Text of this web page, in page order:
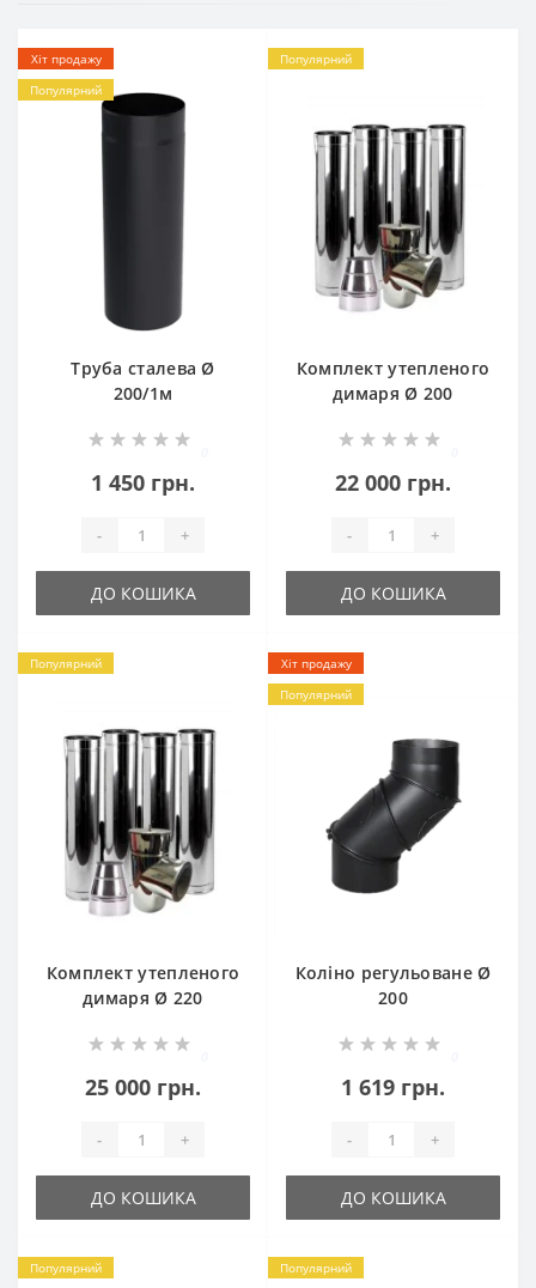
Хіт продажу
Популярний
Труба сталева Ø
200/1м
1 450 грн.
- +
ДО КОШИКА
Популярний
Комплект утепленого
димаря Ø 200
22 000 грн.
- +
ДО КОШИКА
Популярний
Комплект утепленого
димаря Ø 220
25 000 грн.
- +
ДО КОШИКА
Хіт продажу
Популярний
Коліно регульоване Ø
200
1 619 грн.
- +
ДО КОШИКА
Популярний Популярний